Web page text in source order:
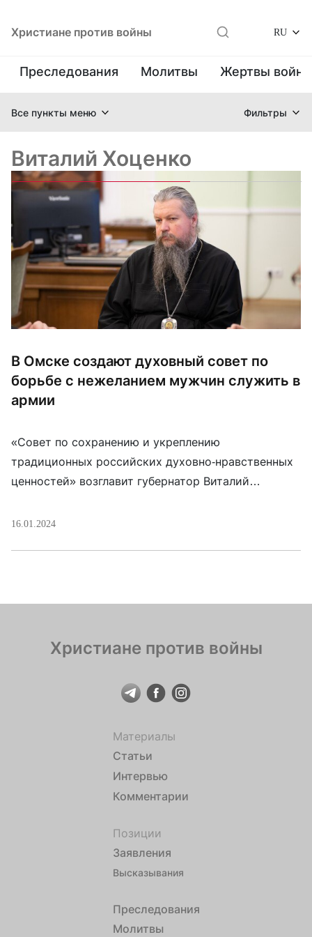
Христиане против войны RU
Преследования Молитвы Жертвы
Все пункты меню Фильтры
Виталий Хоценко
В Омске создают духовный совет по
борьбе с нежеланием мужчин служить в
армии
«Совет по сохранению и укреплению
традиционных российских духовно-нравственных
ценностей» возглавит губернатор Виталий
сплоченность населения региона “на фоне
государственной службам”. В […]
16.01.2024
Христиане против войны
Материалы
Статьи
Интервью
Комментарии
Позиции
Заявления
Высказывания
Преследования
Молитвы